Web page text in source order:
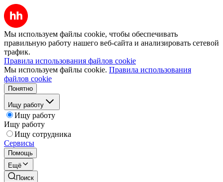
Мы используем файлы cookie, чтобы обеспечивать
правильную работу нашего веб-сайта и анализировать сетевой
трафик.
Правила использования файлов cookie
Мы используем файлы cookie. Правила использования
файлов cookie
Понятно
Ищу работу
Ищу работу
Ищу работу
Ищу сотрудника
Сервисы
Помощь
Ещё
Поиск